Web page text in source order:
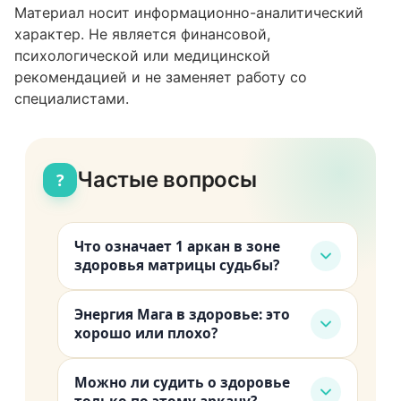
Материал носит информационно-аналитический
характер. Не является финансовой,
психологической или медицинской
рекомендацией и не заменяет работу со
специалистами.
? Частые вопросы
Что означает 1 аркан в зоне
здоровья матрицы судьбы?
вашей волей и телом. Организм
быстро откликается на решения,
требует осознанного управления. В
Энергия Мага в здоровье: это
хорошо или плохо?
Сильный аркан даёт витальность и
Можно ли судить о здоровье